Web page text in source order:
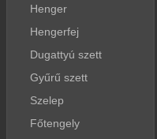
Henger
Hengerfej
Dugattyú szett
Gyűrű szett
Szelep
Főtengely